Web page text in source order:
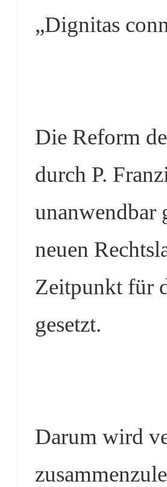
„Dignitas
Die Reform
durch P.
unanwendbar
neuen
Zeitpunkt für
gesetzt.
Darum wird